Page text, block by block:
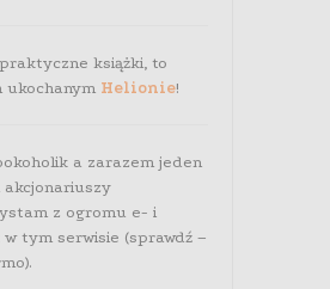
książki, to
ukochanym Helionie!
a zarazem jeden
akcjonariuszy
z ogromu e- i
tym serwisie (sprawdź –